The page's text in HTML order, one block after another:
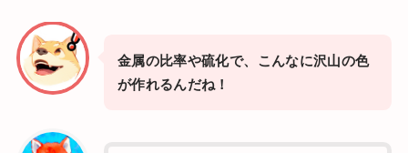
金属の比率や硫化で、こんなに沢山の色
が作れるんだね！